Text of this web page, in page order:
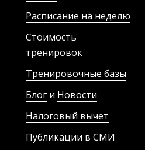
Расписание на неделю
Стоимость
тренировок
Тренировочные базы
Блог и Новости
Налоговый вычет
Публикации в СМИ